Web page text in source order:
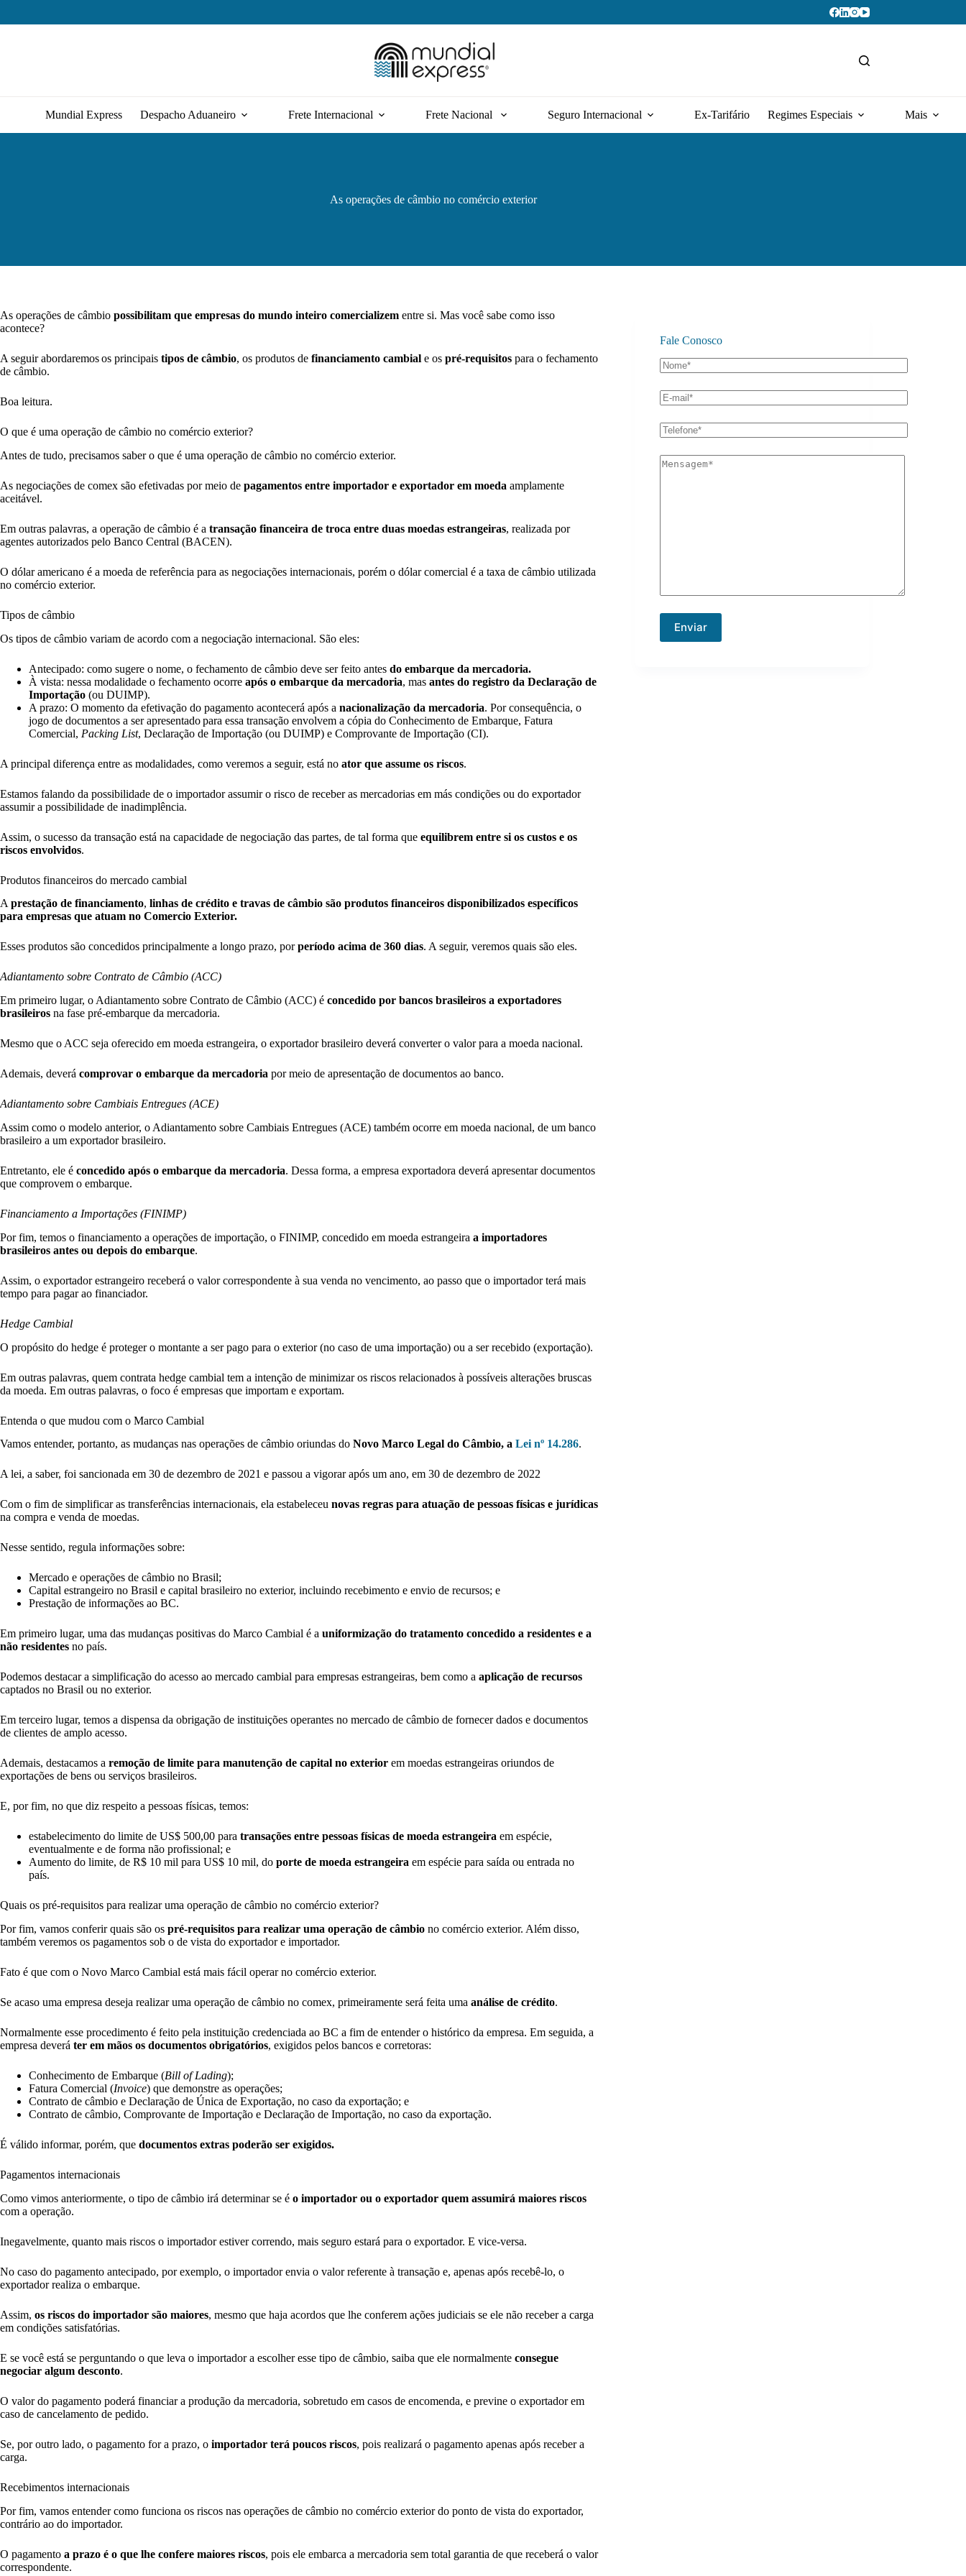
Mundial Express Despacho Aduaneiro Frete Internacional Frete Nacional Seguro Internacional Ex-Tarifário Regimes Especiais Mais
As operações de câmbio no comércio exterior
As operações de câmbio possibilitam que empresas do mundo inteiro comercializem entre si. Mas você sabe como isso
acontece?
A seguir abordaremos os principais tipos de câmbio, os produtos de financiamento cambial e os pré-requisitos para o fechamento
de câmbio.
Boa leitura.
O que é uma operação de câmbio no comércio exterior?
Antes de tudo, precisamos saber o que é uma operação de câmbio no comércio exterior.
As negociações de comex são efetivadas por meio de pagamentos entre importador e exportador em moeda amplamente
aceitável.
Em outras palavras, a operação de câmbio é a transação financeira de troca entre duas moedas estrangeiras, realizada por
agentes autorizados pelo Banco Central (BACEN).
O dólar americano é a moeda de referência para as negociações internacionais, porém o dólar comercial é a taxa de câmbio utilizada
no comércio exterior.
Tipos de câmbio
Os tipos de câmbio variam de acordo com a negociação internacional. São eles:
Antecipado: como sugere o nome, o fechamento de câmbio deve ser feito antes do embarque da mercadoria.
À vista: nessa modalidade o fechamento ocorre após o embarque da mercadoria, mas antes do registro da Declaração de
Importação (ou DUIMP).
A prazo: O momento da efetivação do pagamento acontecerá após a nacionalização da mercadoria. Por consequência, o
jogo de documentos a ser apresentado para essa transação envolvem a cópia do Conhecimento de Embarque, Fatura
Comercial, Packing List, Declaração de Importação (ou DUIMP) e Comprovante de Importação (CI).
A principal diferença entre as modalidades, como veremos a seguir, está no ator que assume os riscos.
Estamos falando da possibilidade de o importador assumir o risco de receber as mercadorias em más condições ou do exportador
assumir a possibilidade de inadimplência.
Assim, o sucesso da transação está na capacidade de negociação das partes, de tal forma que equilibrem entre si os custos e os
riscos envolvidos.
Produtos financeiros do mercado cambial
A prestação de financiamento, linhas de crédito e travas de câmbio são produtos financeiros disponibilizados específicos
para empresas que atuam no Comercio Exterior.
Esses produtos são concedidos principalmente a longo prazo, porperíodo acima de 360 dias. A seguir, veremos quais são eles.
Adiantamento sobre Contrato de Câmbio (ACC)
Em primeiro lugar, o Adiantamento sobre Contrato de Câmbio (ACC) é concedido por bancos brasileiros a exportadores
brasileiros na fase pré-embarque da mercadoria.
Mesmo que o ACC seja oferecido em moeda estrangeira, o exportador brasileiro deverá converter o valor para a moeda nacional.
Ademais, deverá comprovar o embarque da mercadoria por meio de apresentação de documentos ao banco.
Adiantamento sobre Cambiais Entregues (ACE)
Assim como o modelo anterior, o Adiantamento sobre Cambiais Entregues (ACE) também ocorre em moeda nacional, de um banco
brasileiro a um exportador brasileiro.
Entretanto, ele é concedido após o embarque da mercadoria. Dessa forma, a empresa exportadora deverá apresentar documentos
que comprovem o embarque.
Financiamento a Importações (FINIMP)
Por fim, temos o financiamento a operações de importação, o FINIMP, concedido em moeda estrangeira a importadores
brasileiros antes ou depois do embarque.
Assim, o exportador estrangeiro receberá o valor correspondente à sua venda no vencimento, ao passo que o importador terá mais
tempo para pagar ao financiador.
Hedge Cambial
O propósito do hedge é proteger o montante a ser pago para o exterior (no caso de uma importação) ou a ser recebido (exportação).
Em outras palavras, quem contrata hedge cambial tem a intenção de minimizar os riscos relacionados à possíveis alterações bruscas
da moeda. Em outras palavras, o foco é empresas que importam e exportam.
Entenda o que mudou com o Marco Cambial
Vamos entender, portanto, as mudanças nas operações de câmbio oriundas do Novo Marco Legal do Câmbio, a Lei nº 14.286.
A lei, a saber, foi sancionada em 30 de dezembro de 2021 e passou a vigorar após um ano, em 30 de dezembro de 2022
Com o fim de simplificar as transferências internacionais, ela estabeleceu novas regras para atuação de pessoas físicas e jurídicas
na compra e venda de moedas.
Nesse sentido, regula informações sobre:
Mercado e operações de câmbio no Brasil;
Capital estrangeiro no Brasil e capital brasileiro no exterior, incluindo recebimento e envio de recursos; e
Prestação de informações ao BC.
Em primeiro lugar, uma das mudanças positivas do Marco Cambial é a uniformização do tratamento concedido a residentes e a
não residentes no país.
Podemos destacar a simplificação do acesso ao mercado cambial para empresas estrangeiras, bem como a aplicação de recursos
captados no Brasil ou no exterior.
Em terceiro lugar, temos a dispensa da obrigação de instituições operantes no mercado de câmbio de fornecer dados e documentos
de clientes de amplo acesso.
Ademais, destacamos a remoção de limite para manutenção de capital no exterior em moedas estrangeiras oriundos de
exportações de bens ou serviços brasileiros.
E, por fim, no que diz respeito a pessoas físicas, temos:
estabelecimento do limite de US$ 500,00 para transações entre pessoas físicas de moeda estrangeira em espécie,
eventualmente e de forma não profissional; e
Aumento do limite, de R$ 10 mil para US$ 10 mil, do porte de moeda estrangeira em espécie para saída ou entrada no
país.
Quais os pré-requisitos para realizar uma operação de câmbio no comércio exterior?
Por fim, vamos conferir quais são os pré-requisitos para realizar uma operação de câmbio no comércio exterior. Além disso,
também veremos os pagamentos sob o de vista do exportador e importador.
Fato é que com o Novo Marco Cambial está mais fácil operar no comércio exterior.
Se acaso uma empresa deseja realizar uma operação de câmbio no comex, primeiramente será feita uma análise de crédito.
Normalmente esse procedimento é feito pela instituição credenciada ao BC a fim de entender o histórico da empresa. Em seguida, a
empresa deverá ter em mãos os documentos obrigatórios, exigidos pelos bancos e corretoras:
Conhecimento de Embarque (Bill of Lading);
Fatura Comercial (Invoice) que demonstre as operações;
Contrato de câmbio e Declaração de Única de Exportação, no caso da exportação; e
Contrato de câmbio, Comprovante de Importação e Declaração de Importação, no caso da exportação.
É válido informar, porém, que documentos extras poderão ser exigidos.
Pagamentos internacionais
Como vimos anteriormente, o tipo de câmbio irá determinar se é o importador ou o exportador quem assumirá maiores riscos
com a operação.
Inegavelmente, quanto mais riscos o importador estiver correndo, mais seguro estará para o exportador. E vice-versa.
No caso do pagamento antecipado, por exemplo, o importador envia o valor referente à transação e, apenas após recebê-lo, o
exportador realiza o embarque.
Assim, os riscos do importador são maiores, mesmo que haja acordos que lhe conferem ações judiciais se ele não receber a carga
em condições satisfatórias.
E se você está se perguntando o que leva o importador a escolher esse tipo de câmbio, saiba que ele normalmente consegue
negociar algum desconto.
O valor do pagamento poderá financiar a produção da mercadoria, sobretudo em casos de encomenda, e previne o exportador em
caso de cancelamento de pedido.
Se, por outro lado, o pagamento for a prazo, o importador terá poucos riscos, pois realizará o pagamento apenas após receber a
carga.
Recebimentos internacionais
Por fim, vamos entender como funciona os riscos nas operações de câmbio no comércio exterior do ponto de vista do exportador,
contrário ao do importador.
O pagamento a prazo é o que lhe confere maiores riscos, pois ele embarca a mercadoria sem total garantia de que receberá o valor
correspondente.
Fale Conosco